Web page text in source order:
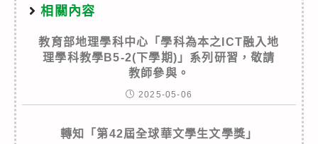
相關內容
教育部地理學科中心「學科為本之ICT融入地
理學科教學B5-2(下學期)」系列研習，敬請
教師參與。
2025-05-06
轉知「第42屆全球華文學生文學獎」